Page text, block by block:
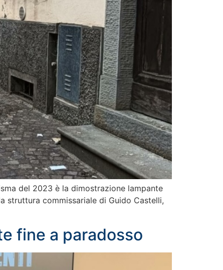
del 2023 è la dimostrazione lampante
struttura commissariale di Guido Castelli,
fine a paradosso